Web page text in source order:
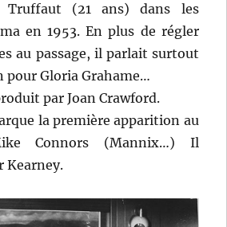
Truffaut (21 ans) dans les
en 1953. En plus de régler
au passage, il parlait surtout
pour Gloria Grahame…
par Joan Crawford.
la première apparition au
Connors (Mannix…) Il
Kearney.